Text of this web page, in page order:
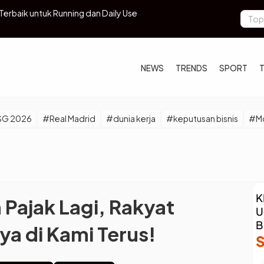
untuk Running dan Daily Use Waspada
NEWS TRENDS SPORT
2026 #Real Madrid #dunia kerja #keputusan bisnis
Lagi, Rakyat
di Kami Terus!